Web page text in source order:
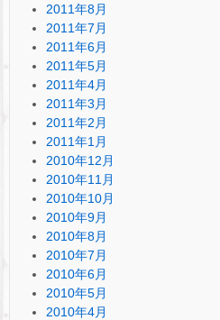
2011年8月
2011年7月
2011年6月
2011年5月
2011年4月
2011年3月
2011年2月
2011年1月
2010年12月
2010年11月
2010年10月
2010年9月
2010年8月
2010年7月
2010年6月
2010年5月
2010年4月